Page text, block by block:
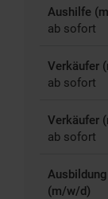
Aushilfe
ab sofort
Verkäufer
ab sofort
Verkäufer
ab sofort
(m/w/d)